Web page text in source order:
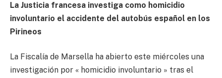
La Justicia francesa investiga como homicidio
involuntario el accidente del autobús español en los
Pirineos
La Fiscalía de Marsella ha abierto este miércoles una
investigación por « homicidio involuntario » tras el